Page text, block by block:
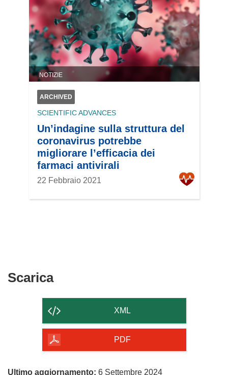
NOTIZIE
ARCHIVED
SCIENTIFIC ADVANCES
Un’indagine sulla struttura del
coronavirus potrebbe
migliorare l’efficacia dei
farmaci antivirali
22 Febbraio 2021
ScaricaScarica
contenuto
della
pagina
XML
PDF
Ultimo aggiornamento: 6 Settembre 2024